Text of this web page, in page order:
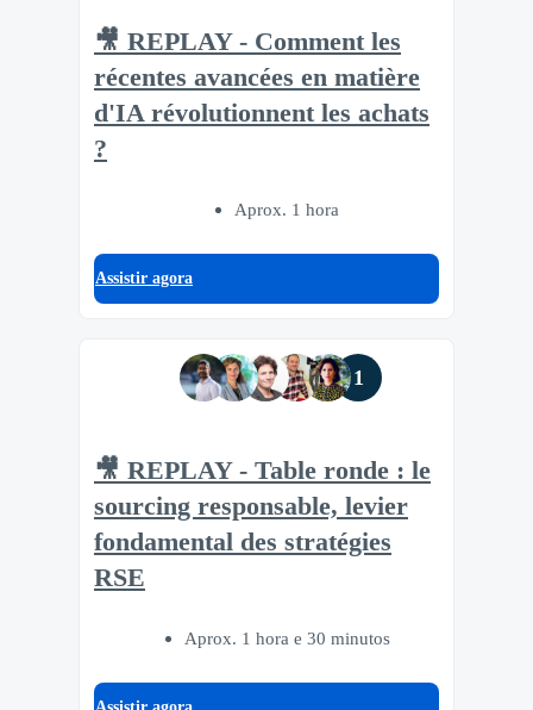
🎥 REPLAY - Comment les
récentes avancées en matière
d'IA révolutionnent les achats
?
Aprox. 1 hora
Assistir agora
1
🎥 REPLAY - Table ronde : le
sourcing responsable, levier
fondamental des stratégies
RSE
Aprox. 1 hora e 30 minutos